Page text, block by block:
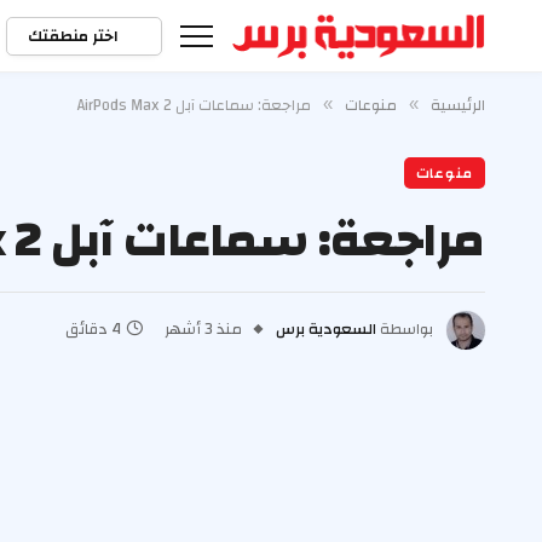
اختر منطقتك
الرئيسية » منوعات » مراجعة: سماعات آبل AirPods Max 2
منوعات
مراجعة: سماعات آبل AirPods Max 2
بواسطة السعودية برس منذ 3 أشهر 4 دقائق